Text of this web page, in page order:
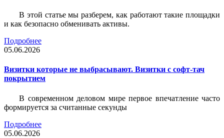
В этой статье мы разберем, как работают такие площадки
и как безопасно обменивать активы.
Подробнее
05.06.2026
Визитки которые не выбрасывают. Визитки с софт-тач
покрытием
В современном деловом мире первое впечатление часто
формируется за считанные секунды
Подробнее
05.06.2026